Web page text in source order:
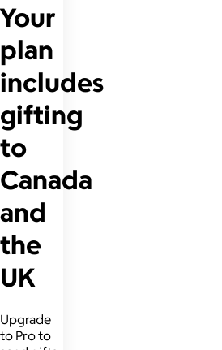
Your
plan
includes
gifting
to
Canada
and
the
UK
Upgrade
to Pro to